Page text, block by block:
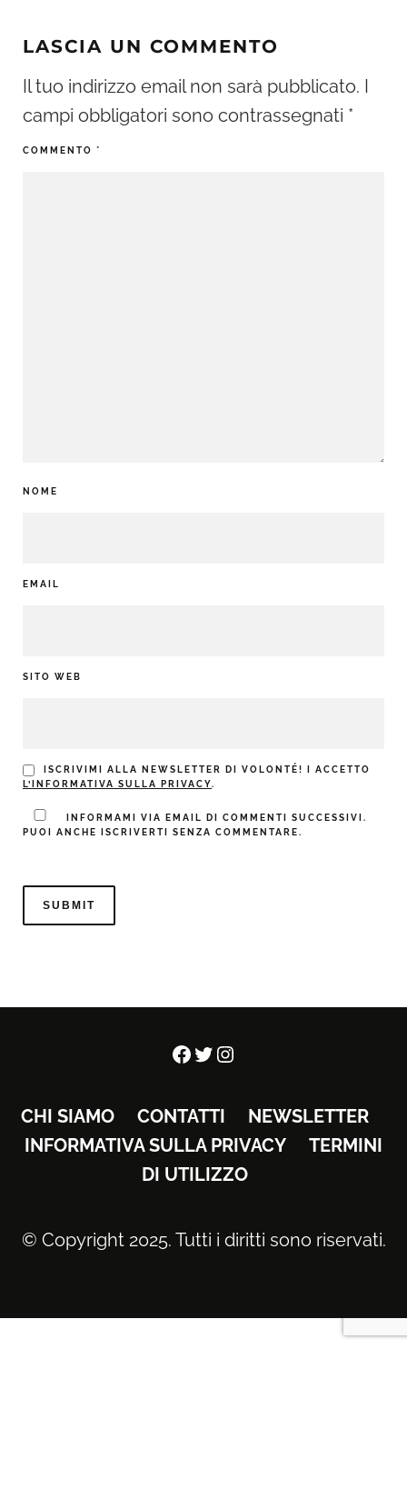
LASCIA UN COMMENTO
Il tuo indirizzo email non sarà pubblicato. I
campi obbligatori sono contrassegnati *
COMMENTO *
NOME
EMAIL
SITO WEB
ISCRIVIMI ALLA NEWSLETTER DI VOLONTÉ! I ACCETTO
L’INFORMATIVA SULLA PRIVACY.
INFORMAMI VIA EMAIL DI COMMENTI SUCCESSIVI.
PUOI ANCHE ISCRIVERTI SENZA COMMENTARE.
Facebook
Twitter
Instagram
CHI SIAMO CONTATTI
NEWSLETTER
INFORMATIVA SULLA PRIVACY
TERMINI
DI UTILIZZO
© Copyright 2025. Tutti i diritti sono riservati.